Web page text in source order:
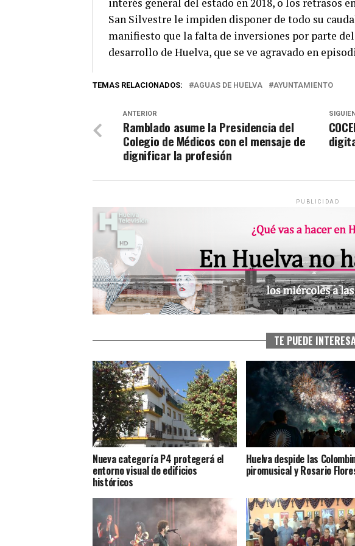
interés general del estado en 2018, o los retrasos
San Silvestre le impiden disponer de todo su
manifiesto que la falta de inversiones por parte
desarrollo de Huelva, que se ve agravado en
TEMAS RELACIONADOS: AGUAS DE HUELVA AYUNTAMIENTO
ANTERIOR
Ramblado asume la Presidencia del
Colegio de Médicos con el mensaje de
dignificar la profesión
PUBLICIDAD
TE PUEDE
Nueva categoría P4 protegerá el
entorno visual de edificios
históricos
Huelva despide las
piromusical y Rosario